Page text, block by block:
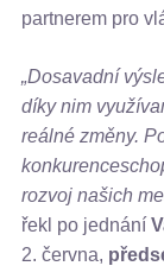
partnerem pro
„Dosavadní
díky nim
reálné změny.
rozvoj našich
řekl po jednání
2. června,